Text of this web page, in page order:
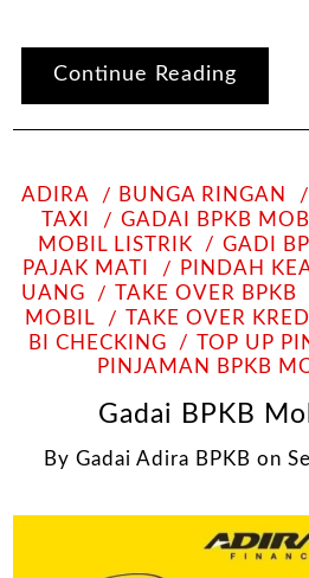
Continue Reading
ADIRA BUNGA RINGAN
TAXI
GADAI BPKB
MOBIL LISTRIK
GADI
PAJAK MATI
PINDAH
UANG
TAKE OVER BPKB
MOBIL
TAKE OVER
BI CHECKING
TOP UP
PINJAMAN BPKB
Gadai BPKB
By Gadai Adira BPKB on